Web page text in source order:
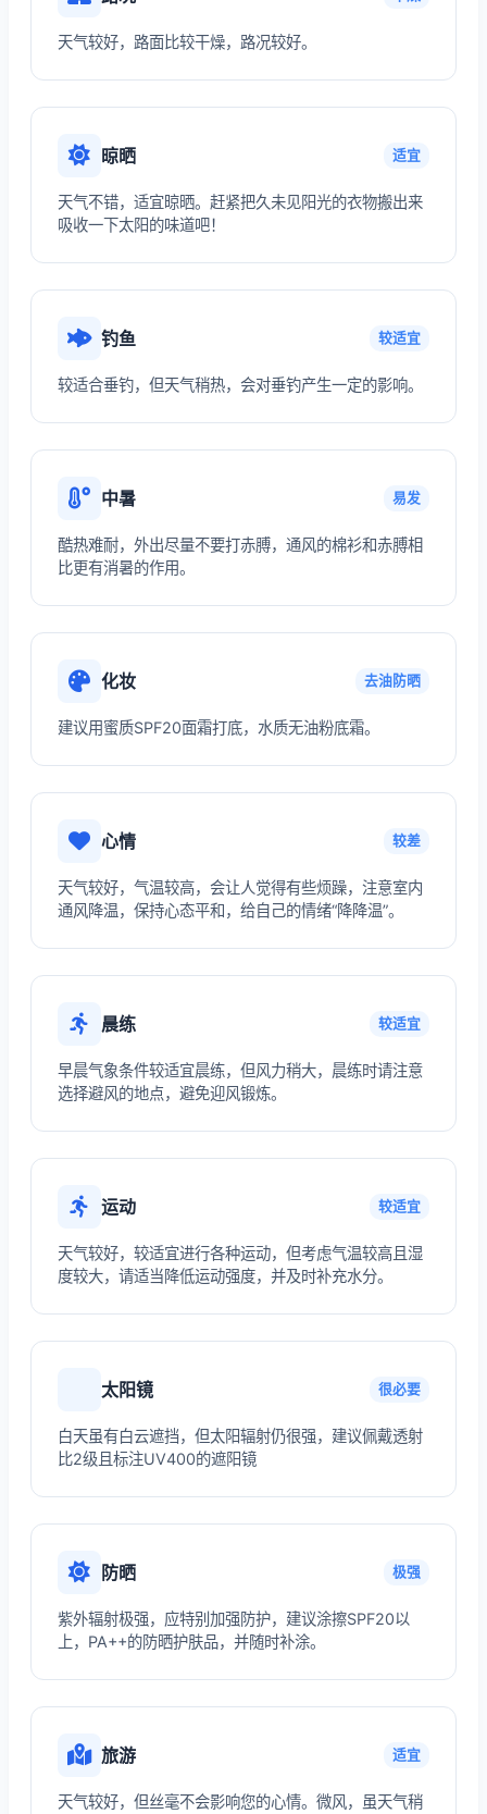
天气较好，路面比较干燥，路况较好。
晾晒 适宜
天气不错，适宜晾晒。赶紧把久未见阳光的衣物搬出来
吸收一下太阳的味道吧！
钓鱼 较适宜
较适合垂钓，但天气稍热，会对垂钓产生一定的影响。
中暑 易发
酷热难耐，外出尽量不要打赤膊，通风的棉衫和赤膊相
比更有消暑的作用。
化妆 去油防晒
建议用蜜质SPF20面霜打底，水质无油粉底霜。
心情 较差
天气较好，气温较高，会让人觉得有些烦躁，注意室内
通风降温，保持心态平和，给自己的情绪“降降温”。
晨练 较适宜
早晨气象条件较适宜晨练，但风力稍大，晨练时请注意
选择避风的地点，避免迎风锻炼。
运动 较适宜
天气较好，较适宜进行各种运动，但考虑气温较高且湿
度较大，请适当降低运动强度，并及时补充水分。
太阳镜 很必要
白天虽有白云遮挡，但太阳辐射仍很强，建议佩戴透射
比2级且标注UV400的遮阳镜
防晒 极强
紫外辐射极强，应特别加强防护，建议涂擦SPF20以
上，PA++的防晒护肤品，并随时补涂。
旅游 适宜
天气较好，但丝毫不会影响您的心情。微风，虽天气稍